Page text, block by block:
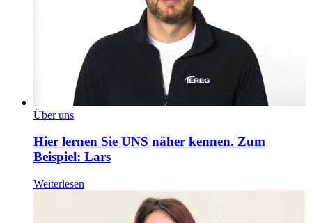
Über uns
Hier lernen Sie UNS näher kennen. Zum
Beispiel: Lars
Weiterlesen